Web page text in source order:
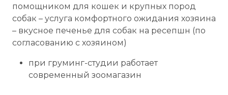
помощником для кошек и крупных пород
собак – услуга комфортного ожидания хозяина
– вкусное печенье для собак на ресепшн (по
согласованию с хозяином)
при груминг-студии работает
современный зоомагазин